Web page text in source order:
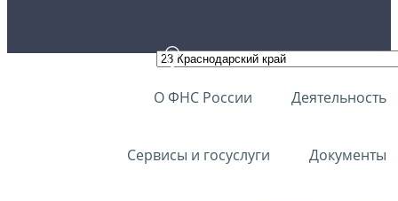
О ФНС России Деятельность
Сервисы и госуслуги Документы